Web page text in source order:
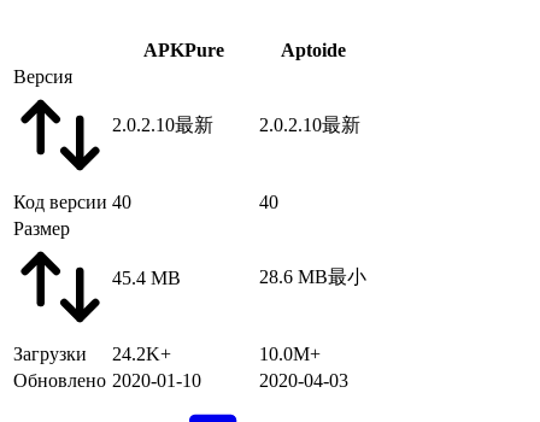
APKPure
Aptoide
Версия
2.0.2.10最新 2.0.2.10最新
Код версии 40
40
Размер
45.4 MB 28.6 MB最小
Загрузки 24.2K+
10.0M+
Обновлено 2020-01-10 2020-04-03